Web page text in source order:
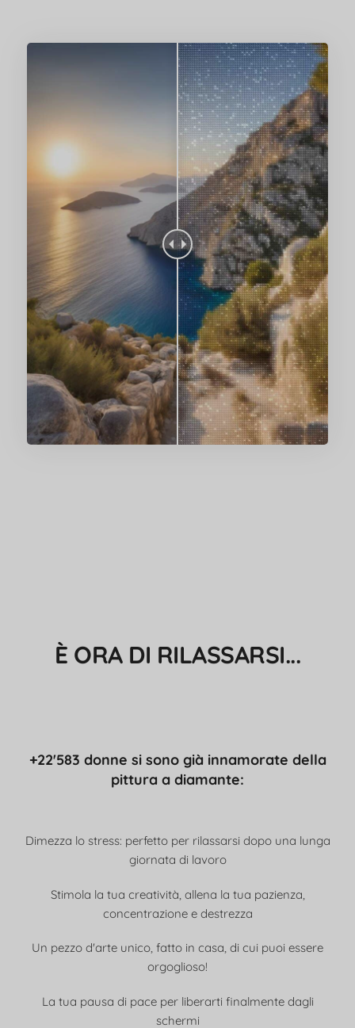
È ORA DI RILASSARSI...
+22'583 donne si sono già innamorate della
pittura a diamante:
Dimezza lo stress: perfetto per rilassarsi dopo una lunga
giornata di lavoro
Stimola la tua creatività, allena la tua pazienza,
concentrazione e destrezza
Un pezzo d'arte unico, fatto in casa, di cui puoi essere
orgoglioso!
La tua pausa di pace per liberarti finalmente dagli
schermi